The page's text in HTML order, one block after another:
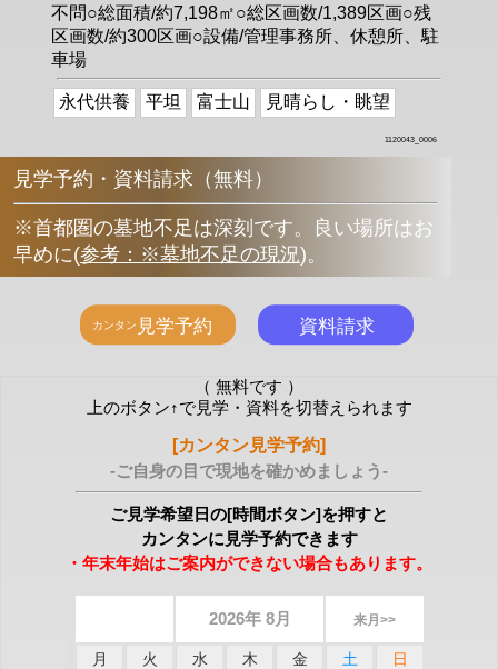
不問○総面積/約7,198㎡○総区画数/1,389区画○残
区画数/約300区画○設備/管理事務所、休憩所、駐
車場
永代供養 平坦 富士山 見晴らし・眺望
1120043_0006
見学予約・資料請求（無料）
※首都圏の墓地不足は深刻です。良い場所はお
早めに(参考：※墓地不足の現況)。
（ 無料です ）
上のボタン↑で見学・資料を切替えられます
[カンタン見学予約]
-ご自身の目で現地を確かめましょう-
ご見学希望日の[時間ボタン]を押すと
カンタンに見学予約できます
・年末年始はご案内ができない場合もあります。
2026年 8月 来月>>
月 火 水 木 金 土
日